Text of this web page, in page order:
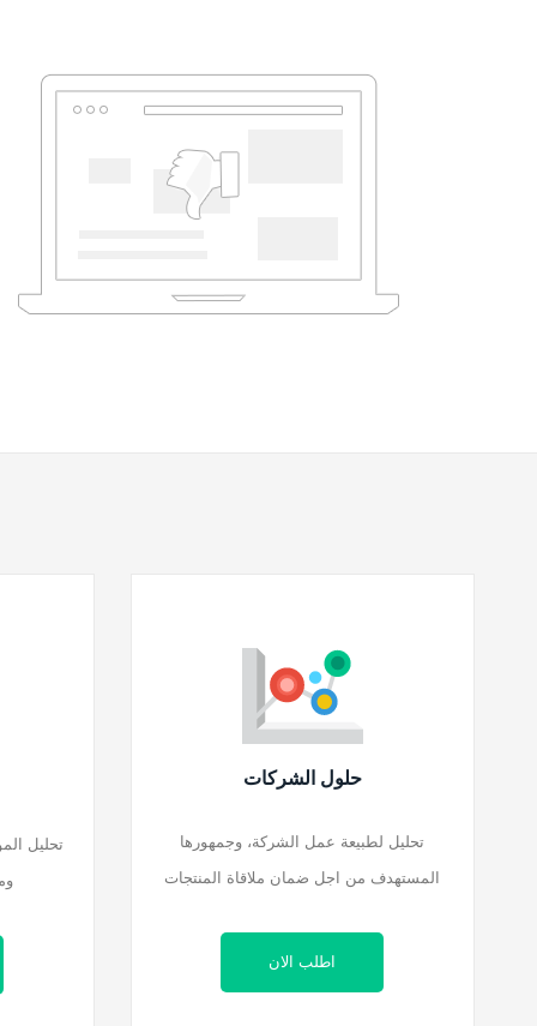
حلول الشركات
تحليل لطبيعة عمل الشركة، وجمهورها
المستهدف من اجل ضمان ملاقاة المنتجات
اطلب الان
تحليل